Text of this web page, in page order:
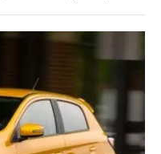
của mình hay không.